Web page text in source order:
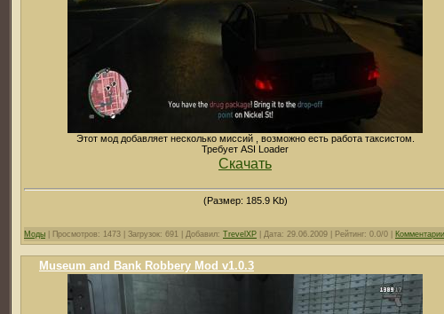
Этот мод добавляет несколько миссий , возможно есть работа таксистом.
Требует ASI Loader
Скачать
(Размер: 185.9 Kb)
Моды | Просмотров: 1473 | Загрузок: 691 | Добавил: TrevelXP | Дата: 29.06.2009 | Рейтинг: 0.0/0 |
Museum and Bank Robbery Mod v1.0.3